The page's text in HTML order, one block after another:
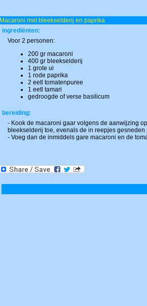
Macaroni met bleekselderij en paprika
ingrediënten:
Voor 2 personen:
200 gr macaroni
400 gr bleekselderij
1 grote ui
1 rode paprika
2 eetl tomatenpuree
1 eetl tamari
gedroogde of verse basilicum
bereiding:
- Kook de macaroni gaar volgens de aanwijzing
bleekselderij toe, evenals de in reepjes
- Voeg dan de inmiddels gare macaroni en de